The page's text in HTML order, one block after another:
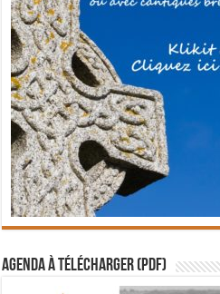
Agenda à télécharger (PDF)